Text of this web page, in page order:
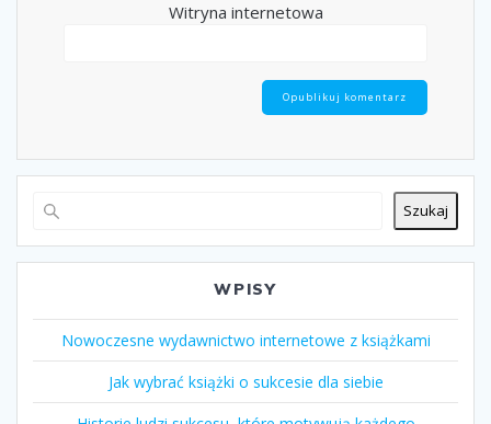
Witryna internetowa
Szukaj
WPISY
Nowoczesne wydawnictwo internetowe z książkami
Jak wybrać książki o sukcesie dla siebie